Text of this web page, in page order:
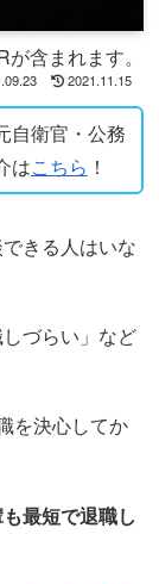
含まれます。
2021.11.15
自衛官・公務
はこちら ！
きる人はいな
づらい」など
を決心してか
最短で退職し